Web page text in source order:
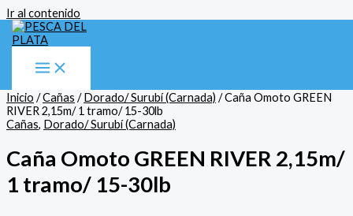
Ir al contenido
Inicio /Cañas /Dorado/ Surubí (Carnada) / Caña Omoto GREEN
RIVER 2,15m/ 1 tramo/ 15-30lb
Cañas, Dorado/ Surubí (Carnada)
Caña Omoto GREEN RIVER 2,15m/
1 tramo/ 15-30lb